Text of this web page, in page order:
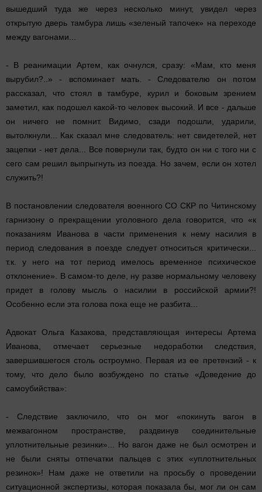
вышедший туда же через несколько минут, увидел через
открытую дверь тамбура лишь «зеленый тапочек» на переходе
между вагонами...
- В реанимации Артем, как очнулся, сразу: «Мам, кто меня
вырубил?..» - вспоминает мать. - Следователю он потом
рассказал, что стоял в тамбуре, курил и боковым зрением
заметил, как подошел какой-то человек высокий. И все - дальше
он ничего не помнит. Видимо, сзади подошли, ударили,
вытолкнули... Как сказал мне следователь: нет свидетелей, нет
зацепки - нет дела... Все повернули так, будто он ни с того ни с
сего сам решил выпрыгнуть из поезда. Но зачем, если он хотел
служить?!
В постановлении следователя военного СО СКР по Читинскому
гарнизону о прекращении уголовного дела говорится, что «к
показаниям Иванова в части применения к нему насилия в
период следования в поезде следует относиться критически...
т.к. у него на тот период имелось временное психическое
отклонение». В самом-то деле, ну разве нормальному человеку
придет в голову мысль о насилии в российской армии?!
Особенно если эта голова пока еще не разбита...
Адвокат Ольга Казакова, представляющая интересы Артема
Иванова, отмечает серьезные недоработки следствия,
завершившегося столь остроумно. Первая из ее претензий - к
тому, что дело было возбуждено по статье «Доведение до
самоубийства»:
- Следствие заключило, что он мог «покинуть вагон в
межвагонном пространстве, раздвинув соединительные
уплотнительные резинки»... Но вагон даже не был осмотрен и
не были сняты отпечатки пальцев с этих «уплотнительных
резинок»! Нам даже не ответили на просьбу о проведении
ситуационной экспертизы, которая показала бы, мог ли он сам